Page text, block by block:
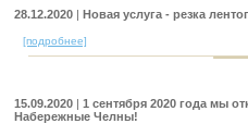
28.12.2020 Новая услуга - резка
[подробнее]
15.09.2020
1 сентября 2020 года мы
Набережные Челны!